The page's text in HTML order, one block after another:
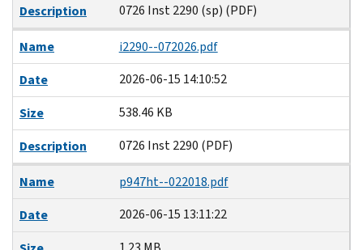
Description
0726 Inst 2290 (sp) (PDF)
Name
i2290--072026.pdf
Date
2026-06-15 14:10:52
Size
538.46 KB
Description
0726 Inst 2290 (PDF)
Name
p947ht--022018.pdf
Date
2026-06-15 13:11:22